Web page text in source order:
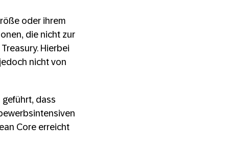
oder ihrem
die nicht zur
Hierbei
nicht von
dass
Core erreicht